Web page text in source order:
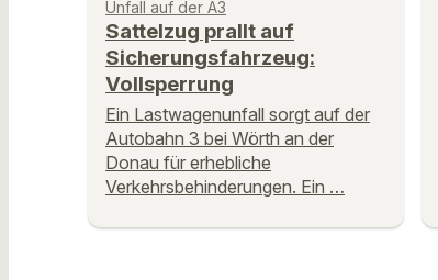
Unfall auf der A3
Sattelzug prallt auf
Sicherungsfahrzeug:
Vollsperrung
Ein Lastwagenunfall sorgt auf der
Autobahn 3 bei Wörth an der
Donau für erhebliche
Verkehrsbehinderungen. Ein …